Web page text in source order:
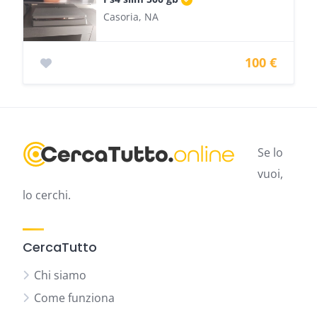
Casoria, NA
100 €
Se lo
vuoi,
lo cerchi.
CercaTutto
Chi siamo
Come funziona